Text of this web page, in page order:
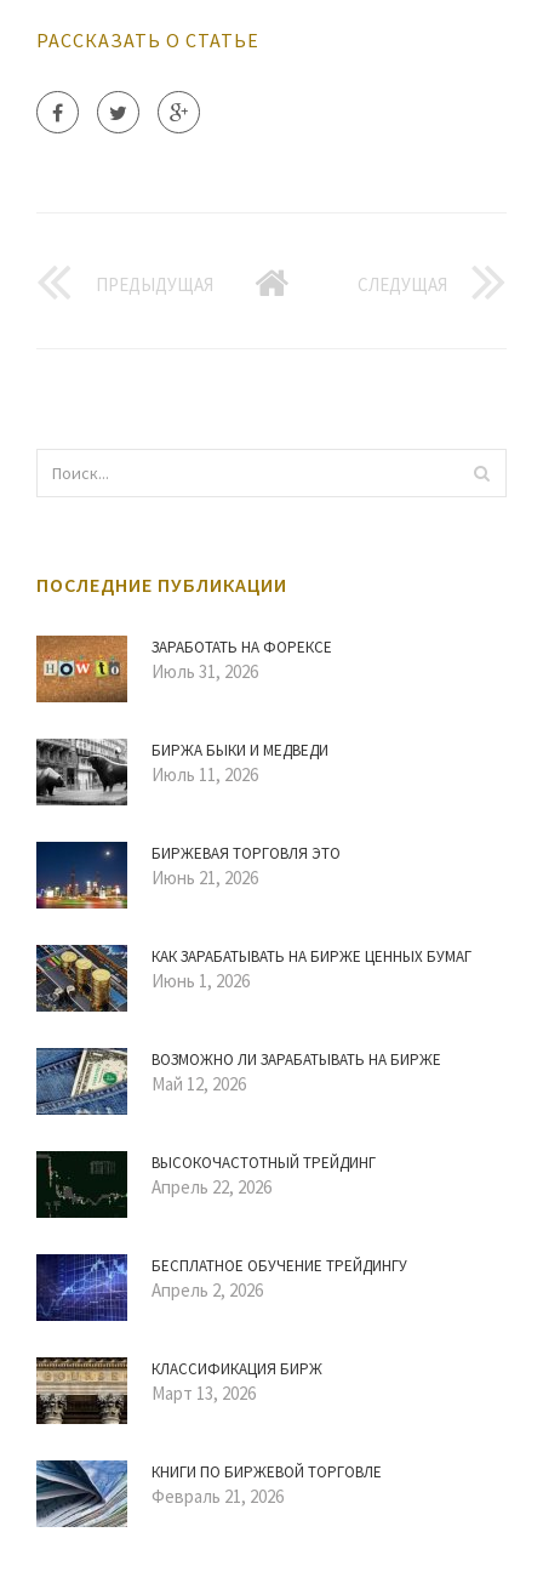
РАССКАЗАТЬ О СТАТЬЕ
ПРЕДЫДУЩАЯ СЛЕДУЩАЯ
ПОСЛЕДНИЕ ПУБЛИКАЦИИ
ЗАРАБОТАТЬ НА ФОРЕКСЕ
Июль 31, 2026
БИРЖА БЫКИ И МЕДВЕДИ
Июль 11, 2026
БИРЖЕВАЯ ТОРГОВЛЯ ЭТО
Июнь 21, 2026
КАК ЗАРАБАТЫВАТЬ НА БИРЖЕ ЦЕННЫХ БУМАГ
Июнь 1, 2026
ВОЗМОЖНО ЛИ ЗАРАБАТЫВАТЬ НА БИРЖЕ
Май 12, 2026
ВЫСОКОЧАСТОТНЫЙ ТРЕЙДИНГ
Апрель 22, 2026
БЕСПЛАТНОЕ ОБУЧЕНИЕ ТРЕЙДИНГУ
Апрель 2, 2026
КЛАССИФИКАЦИЯ БИРЖ
Март 13, 2026
КНИГИ ПО БИРЖЕВОЙ ТОРГОВЛЕ
Февраль 21, 2026